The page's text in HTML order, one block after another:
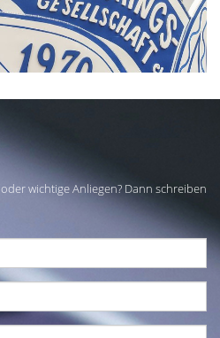
wichtige Anliegen? Dann schreiben